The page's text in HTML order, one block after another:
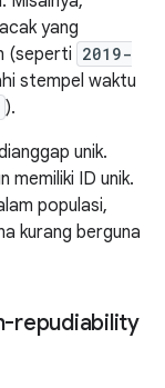
yang
(seperti 2019-
stempel waktu
).
unik.
memiliki ID unik.
populasi,
kurang berguna
repudiability